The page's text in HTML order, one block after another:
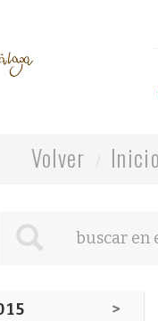
Volver Inicio
>